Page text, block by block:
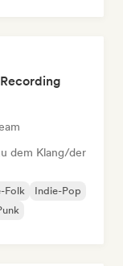
dem Klang/der
Folk
Indie-Pop